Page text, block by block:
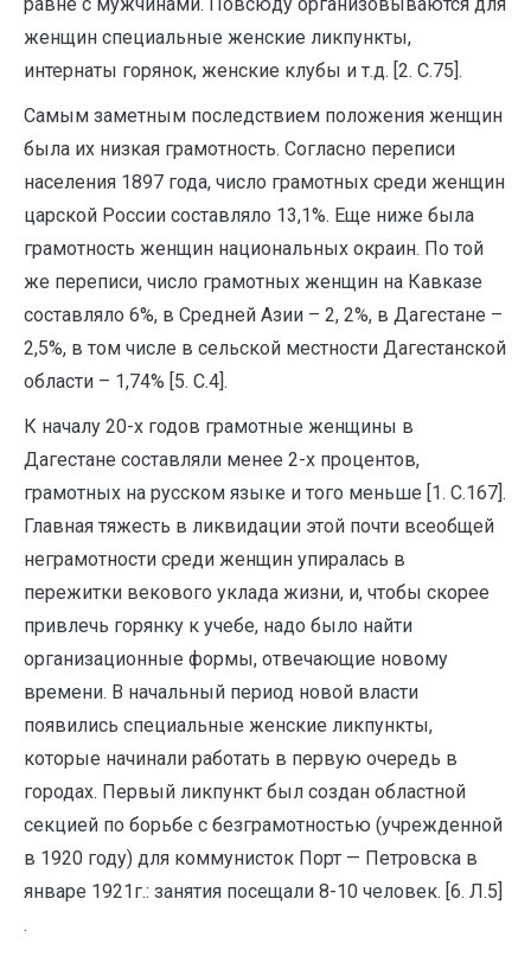
женщин специальные женские ликпункты,
интернаты горянок, женские клубы и т.д. [2. С.75].
Самым заметным последствием положения женщин
была их низкая грамотность. Согласно переписи
населения 1897 года, число грамотных среди женщин
царской России составляло 13,1%. Еще ниже была
грамотность женщин национальных окраин. По той
же переписи, число грамотных женщин на Кавказе
составляло 6%, в Средней Азии – 2, 2%, в Дагестане –
2,5%, в том числе в сельской местности Дагестанской
области – 1,74% [5. С.4].
К началу 20-х годов грамотные женщины в
Дагестане составляли менее 2-х процентов,
грамотных на русском языке и того меньше [1. С.167].
Главная тяжесть в ликвидации этой почти всеобщей
неграмотности среди женщин упиралась в
пережитки векового уклада жизни, и, чтобы скорее
привлечь горянку к учебе, надо было найти
организационные формы, отвечающие новому
времени. В начальный период новой власти
появились специальные женские ликпункты,
которые начинали работать в первую очередь в
городах. Первый ликпункт был создан областной
секцией по борьбе с безграмотностью (учрежденной
в 1920 году) для коммунисток Порт — Петровска в
январе 1921г.: занятия посещали 8-10 человек. [6. Л.5]
.